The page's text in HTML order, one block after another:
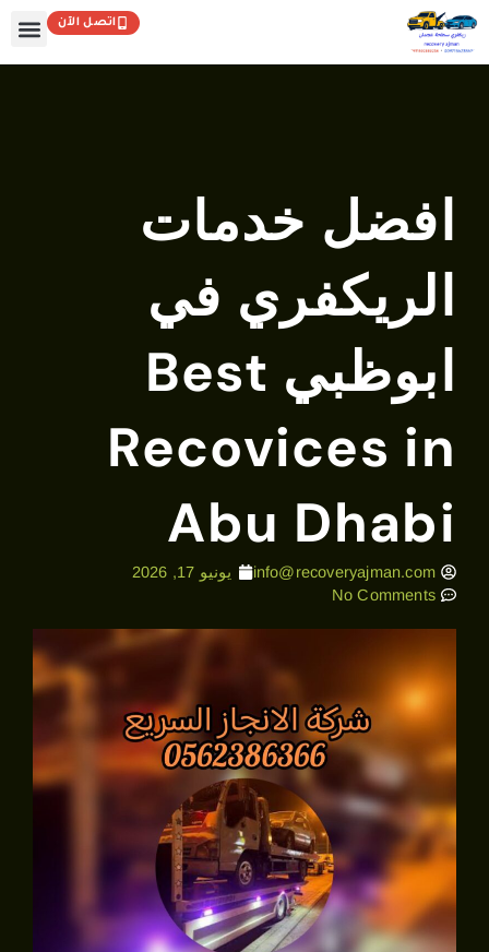
اتصل الآن
افضل خدمات
الريكفري في
ابوظبي Best
Recovices in
Abu Dhabi
info@recoveryajman.com
يونيو 17, 2026
No Comments